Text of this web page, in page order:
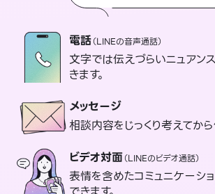
電話（LINEの音声通話）
文字では伝えづらいニュアン
きます。
メッセージ
相談内容をじっくり考えてから
ビデオ対面（LINEのビデオ通話）
表情を含めたコミュニケーシ